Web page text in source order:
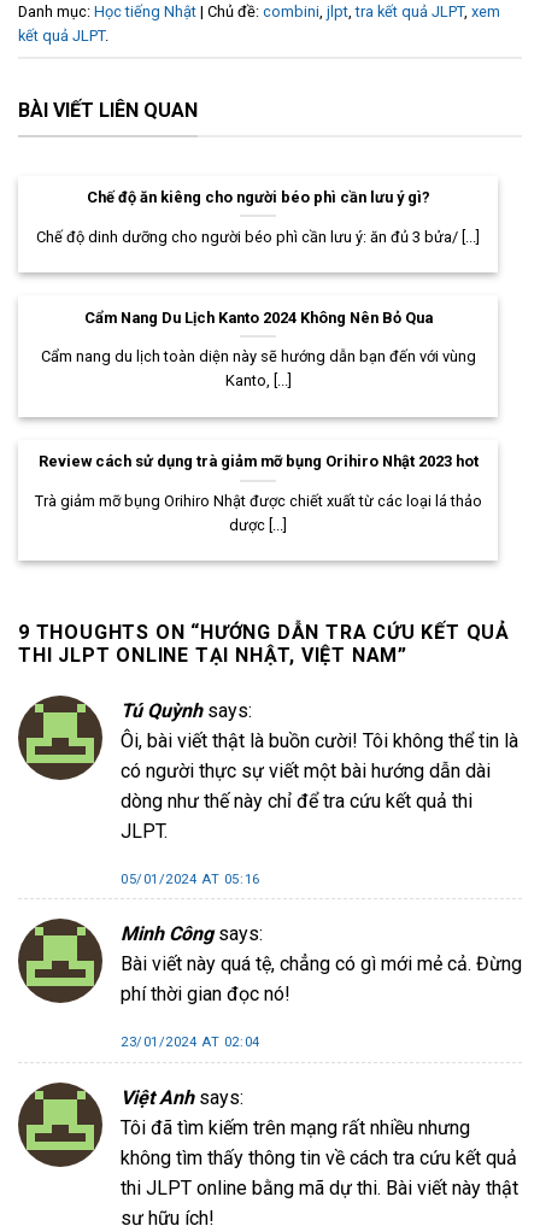
Danh mục: Học tiếng Nhật | Chủ đề: combini jlpt ,tra kết quả JLPT, xem
kết quả JLPT.
BÀI VIẾT LIÊN QUAN
Chế độ ăn kiêng cho người béo phì cần lưu ý gì?
Chế độ dinh dưỡng cho người béo phì cần lưu ý: ăn đủ 3 bửa/ [...]
Cẩm Nang Du Lịch Kanto 2024 Không Nên Bỏ Qua
Cẩm nang du lịch toàn diện này sẽ hướng dẫn bạn đến với vùng
Kanto, [...]
Review cách sử dụng trà giảm mỡ bụng Orihiro Nhật 2023 hot
Trà giảm mỡ bụng Orihiro Nhật được chiết xuất từ các loại lá thảo
dược [...]
9 THOUGHTS ON “HƯỚNG DẪN TRA CỨU KẾT QUẢ
THI JLPT ONLINE TẠI NHẬT, VIỆT NAM”
Tú Quỳnh says:
Ôi, bài viết thật là buồn cười! Tôi không thể tin là
có người thực sự viết một bài hướng dẫn dài
dòng như thế này chỉ để tra cứu kết quả thi
JLPT.
05/01/2024 AT 05:16
Minh Công says:
Bài viết này quá tệ, chẳng có gì mới mẻ cả. Đừng
phí thời gian đọc nó!
23/01/2024 AT 02:04
Việt Anh says:
Tôi đã tìm kiếm trên mạng rất nhiều nhưng
không tìm thấy thông tin về cách tra cứu kết quả
thi JLPT online bằng mã dự thi. Bài viết này thật
sự hữu ích!